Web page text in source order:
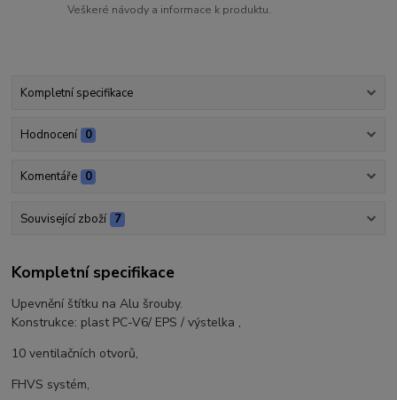
Veškeré návody a informace k produktu.
Kompletní specifikace
Hodnocení 0
Komentáře 0
Související zboží 7
Kompletní specifikace
Upevnění štítku na Alu šrouby.
Konstrukce: plast PC-V6/ EPS / výstelka ,
10 ventilačních otvorů,
FHVS systém,